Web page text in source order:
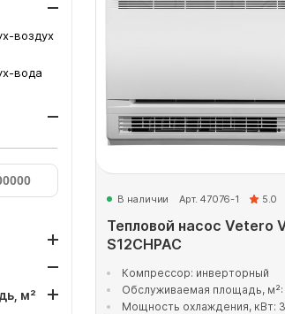
воздух
вода
м²
В наличии Арт. 47076-1 5.0
Тепловой насос Vetero
S12СHPAC
Компрессор: инверторный
Обслуживаемая площадь, м²:
Мощность охлаждения, кВт: